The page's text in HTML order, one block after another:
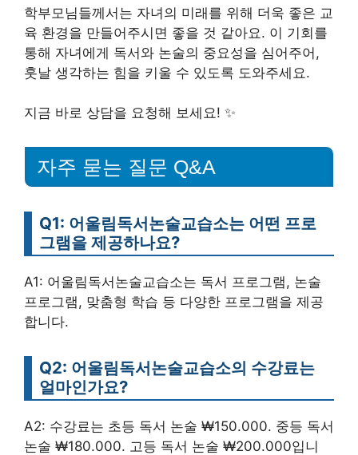
학부모님들께서는 자녀의 미래를 위해 더욱 좋은 교
육 환경을 만들어주시면 좋을 것 같아요. 이 기회를
통해 자녀에게 독서와 논술의 중요성을 심어주어,
훗날 생각하는 힘을 키울 수 있도록 도와주세요.
지금 바로 상담을 요청해 보세요! ✨
자주 묻는 질문 Q&A
Q1: 어울림독서논술교습소는 어떤 프로
그램을 제공하나요?
A1: 어울림독서논술교습소는 독서 프로그램, 논술
프로그램, 맞춤형 학습 등 다양한 프로그램을 제공
합니다.
Q2: 어울림독서논술교습소의 수강료는
얼마인가요?
A2: 수강료는 초등 독서 논술 ₩150.000. 중등 독서
논술 ₩180.000. 고등 독서 논술 ₩200.000입니